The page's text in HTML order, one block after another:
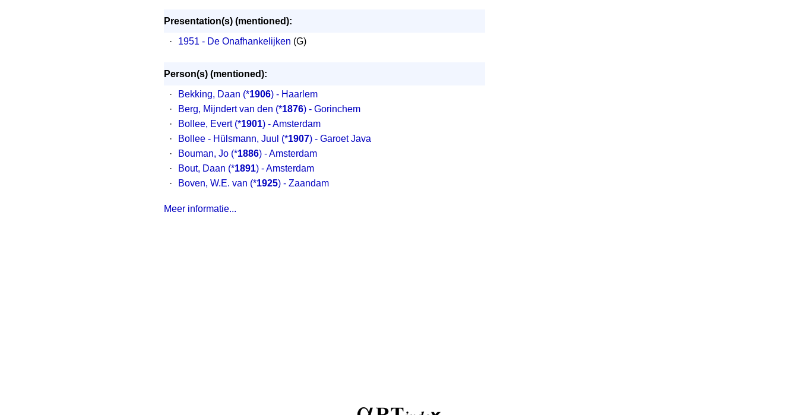
Presentation(s) (mentioned):
·
1951 - De Onafhankelijken (G)
Person(s) (mentioned):
·
Bekking, Daan (*1906) - Haarlem
·
Berg, Mijndert van den (*1876) - Gorinchem
·
Bollee, Evert (*1901) - Amsterdam
·
Bollee - Hülsmann, Juul (*1907) - Garoet Java
·
Bouman, Jo (*1886) - Amsterdam
·
Bout, Daan (*1891) - Amsterdam
·
Boven, W.E. van (*1925) - Zaandam
Meer informatie...